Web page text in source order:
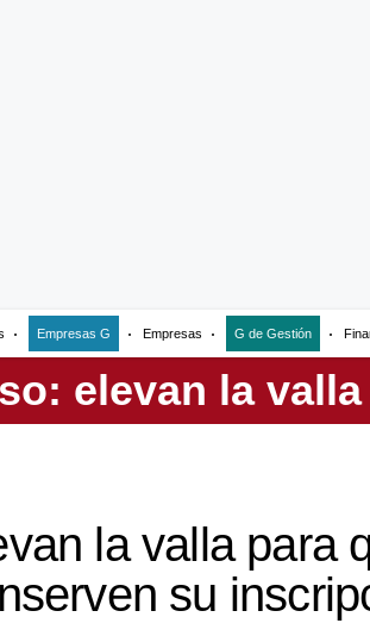
Empresas G Empresas G de Gestión
la valla para
su